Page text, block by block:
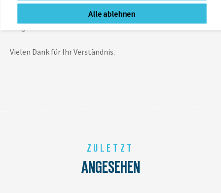
Es gilt jeweils der Preis, der zum Zeitpunkt des Kaufs im
jeweiligen Verkaufskanal (Onlineshop oder Ladengeschäft)
ausgewiesen ist.
Vielen Dank für Ihr Verständnis.
ZULETZT
ANGESEHEN
Alle ablehnen